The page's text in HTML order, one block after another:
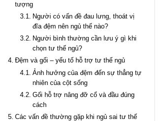
tượng
Người có vấn đề đau lưng, thoát vị
đĩa đệm nên ngủ thế nào?
Người bình thường cần lưu ý gì khi
chọn tư thế ngủ?
Đệm và gối – yếu tố hỗ trợ tư thế ngủ
Ảnh hưởng của đệm đến sự thẳng tự
nhiên của cột sống
Gối hỗ trợ nâng đỡ cổ và đầu đúng
cách
Các vấn đề thường gặp khi ngủ sai tư thế